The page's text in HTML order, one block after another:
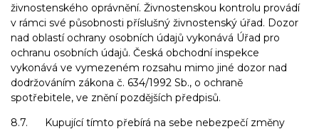
živnostenského oprávnění. Živnostenskou kontrolu provádí
v rámci své působnosti příslušný živnostenský úřad. Dozor
nad oblastí ochrany osobních údajů vykonává Úřad pro
ochranu osobních údajů. Česká obchodní inspekce
vykonává ve vymezeném rozsahu mimo jiné dozor nad
dodržováním zákona č. 634/1992 Sb., o ochraně
spotřebitele, ve znění pozdějších předpisů.
8.7. Kupující tímto přebírá na sebe nebezpečí změny